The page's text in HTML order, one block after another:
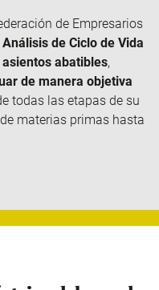
de Empresarios
Análisis de Ciclo de Vida
abatibles,
de manera objetiva
todas las etapas de su
materias primas hasta